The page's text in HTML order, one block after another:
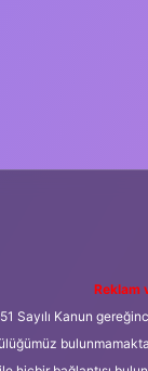
Reklam
Sayılı Kanun